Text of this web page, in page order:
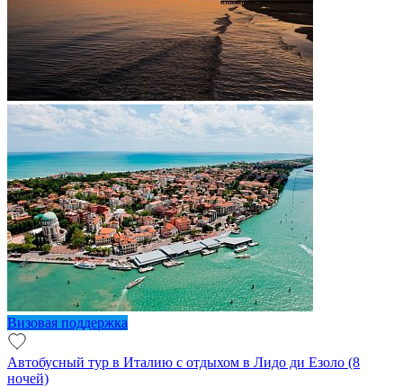
Визовая поддержка
Автобусный тур в Италию с отдыхом в Лидо ди Езоло (8
ночей)